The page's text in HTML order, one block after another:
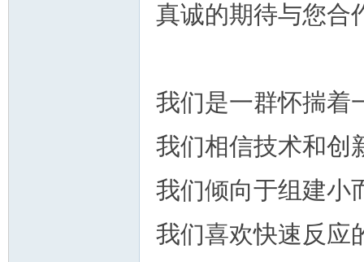
真诚的期待与您合
我们是一群怀揣着
我们相信技术和创
我们倾向于组建小
我们喜欢快速反应